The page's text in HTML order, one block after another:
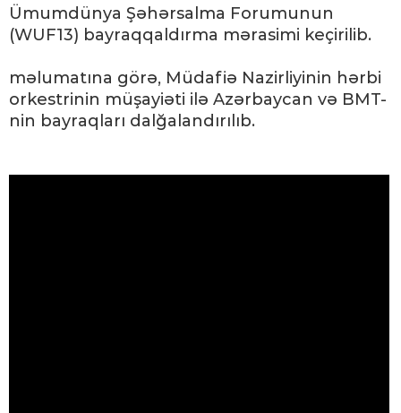
Ümumdünya Şəhərsalma Forumunun
(WUF13) bayraqqaldırma mərasimi keçirilib.
məlumatına görə, Müdafiə Nazirliyinin hərbi
orkestrinin müşayiəti ilə Azərbaycan və BMT-
nin bayraqları dalğalandırılıb.